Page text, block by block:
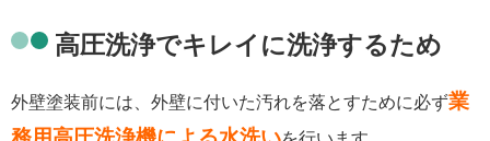
高圧洗浄でキレイに洗浄するため
外壁塗装前には、外壁に付いた汚れを落とすために必ず業